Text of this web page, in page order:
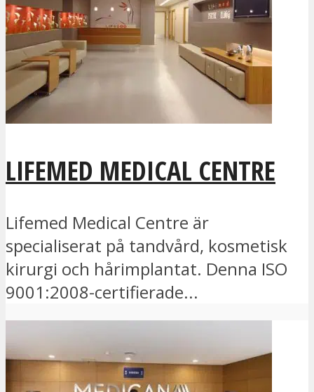
LIFEMED MEDICAL CENTRE
Lifemed Medical Centre är
specialiserat på tandvård, kosmetisk
kirurgi och hårimplantat. Denna ISO
9001:2008-certifierade...